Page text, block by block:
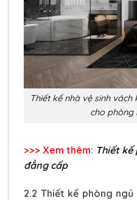
Thiết kế nhà vệ sinh
cho phòng
>>> Xem thêm: Thiết kế
đẳng cấp
2.2 Thiết kế phòng